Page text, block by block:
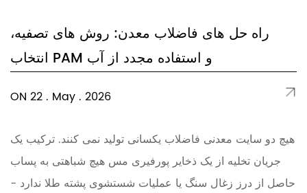
راه حل های فاضلاب معدن: روش های تصفیه،
انتخاب PAM و استفاده مجدد از آب
ON 22 . May . 2026
هیچ دو سایت معدنی فاضلاب یکسانی تولید نمی کنند. ترکیب یک
جریان تخلیه از یک ذخایر پورفیری مس هیچ شباهتی به پساب
حاصل از درز زغال سنگ یا عملیات شستشوی پشته طلا ندارد -